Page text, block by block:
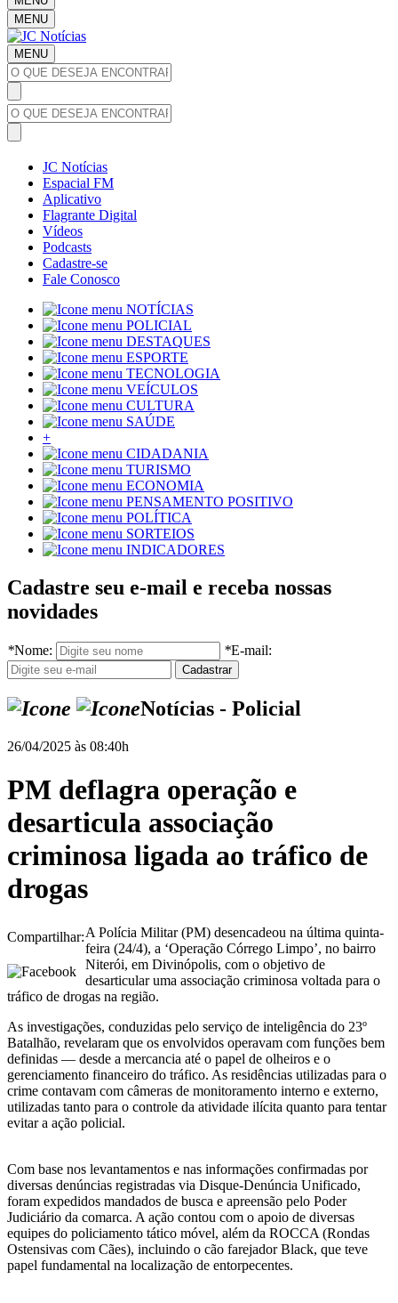
MENU
MENU
JC Notícias
Espacial FM
Aplicativo
Flagrante Digital
Vídeos
Podcasts
Cadastre-se
Fale Conosco
NOTÍCIAS
POLICIAL
DESTAQUES
ESPORTE
TECNOLOGIA
VEÍCULOS
CULTURA
SAÚDE
+
CIDADANIA
TURISMO
ECONOMIA
PENSAMENTO POSITIVO
POLÍTICA
SORTEIOS
INDICADORES
Cadastre seu e-mail e receba nossas
novidades
*Nome: *E-mail:
Notícias - Policial
26/04/2025 às 08:40h
PM deflagra operação e
desarticula associação
criminosa ligada ao tráfico de
drogas
Compartilhar:A Polícia Militar (PM) desencadeou na última quinta-
feira (24/4), a ‘Operação Córrego Limpo’, no bairro
Niterói, em Divinópolis, com o objetivo de
desarticular uma associação criminosa voltada para o
tráfico de drogas na região.
As investigações, conduzidas pelo serviço de inteligência do 23º
Batalhão, revelaram que os envolvidos operavam com funções bem
definidas — desde a mercancia até o papel de olheiros e o
gerenciamento financeiro do tráfico. As residências utilizadas para o
crime contavam com câmeras de monitoramento interno e externo,
utilizadas tanto para o controle da atividade ilícita quanto para tentar
evitar a ação policial.
Com base nos levantamentos e nas informações confirmadas por
diversas denúncias registradas via Disque-Denúncia Unificado,
foram expedidos mandados de busca e apreensão pelo Poder
Judiciário da comarca. A ação contou com o apoio de diversas
equipes do policiamento tático móvel, além da ROCCA (Rondas
Ostensivas com Cães), incluindo o cão farejador Black, que teve
papel fundamental na localização de entorpecentes.